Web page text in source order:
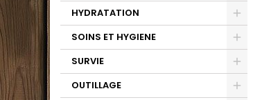
HYDRATATION
SOINS ET HYGIENE
SURVIE
OUTILLAGE